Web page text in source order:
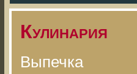
Кулинария
Выпечка